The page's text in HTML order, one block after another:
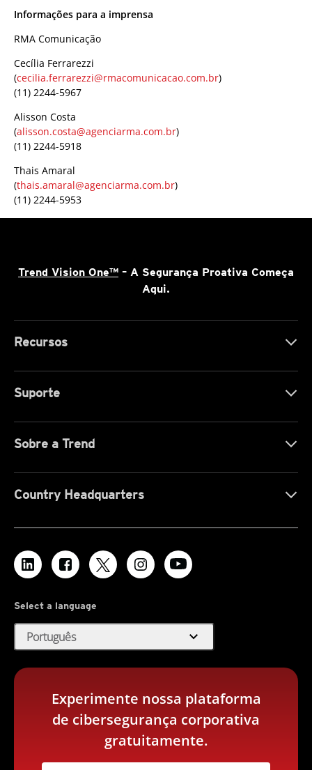
Informações para a imprensa
RMA Comunicação
Cecília Ferrarezzi
(cecilia.ferrarezzi@rmacomunicacao.com.br)
(11) 2244-5967
Alisson Costa
(alisson.costa@agenciarma.com.br)
(11) 2244-5918
Thais Amaral
(thais.amaral@agenciarma.com.br)
(11) 2244-5953
Trend Vision One™ – A Segurança Proativa Começa
Aqui.
Recursos
Suporte
Sobre a Trend
Country Headquarters
Select a language
Português expand_more
Experimente nossa plataforma
de cibersegurança corporativa
gratuitamente.